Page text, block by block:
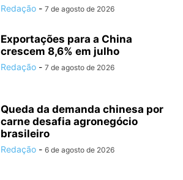
Redação - 7 de agosto de 2026
Exportações para a China
crescem 8,6% em julho
Redação - 7 de agosto de 2026
Queda da demanda chinesa por
carne desafia agronegócio
brasileiro
Redação - 6 de agosto de 2026